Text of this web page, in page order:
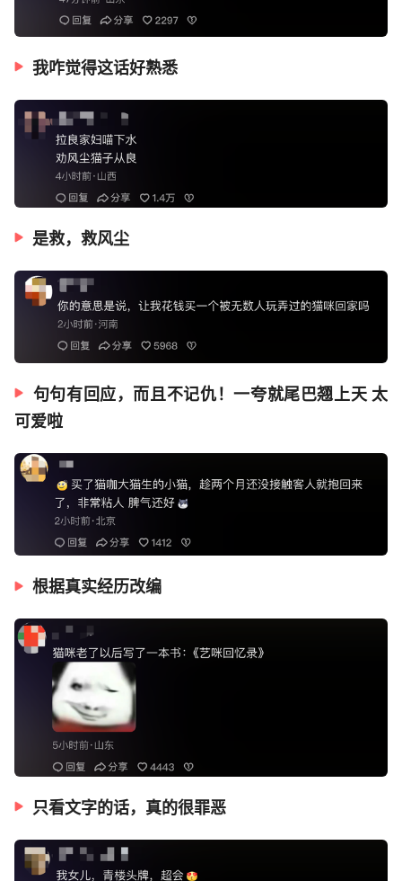
我咋觉得这话好熟悉
是救，救风尘
句句有回应，而且不记仇！一夸就尾巴翘上天 太
可爱啦
根据真实经历改编
只看文字的话，真的很罪恶